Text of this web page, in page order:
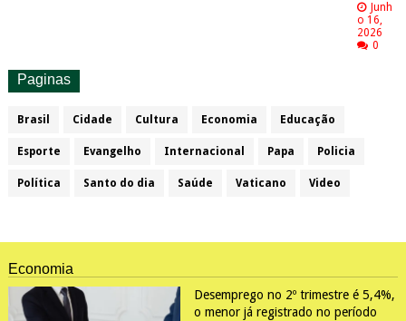
Junh
o 16,
2026
0
Paginas
Brasil Cidade Cultura Economia Educação
Esporte Evangelho Internacional Papa Policia
Política Santo do dia Saúde Vaticano Video
Economia
Desemprego no 2º trimestre é 5,4%,
o menor já registrado no período